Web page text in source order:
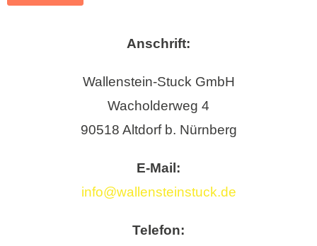
Anschrift:
Wallenstein-Stuck GmbH
Wacholderweg 4
90518 Altdorf b. Nürnberg
E-Mail:
info@wallensteinstuck.de
Telefon: